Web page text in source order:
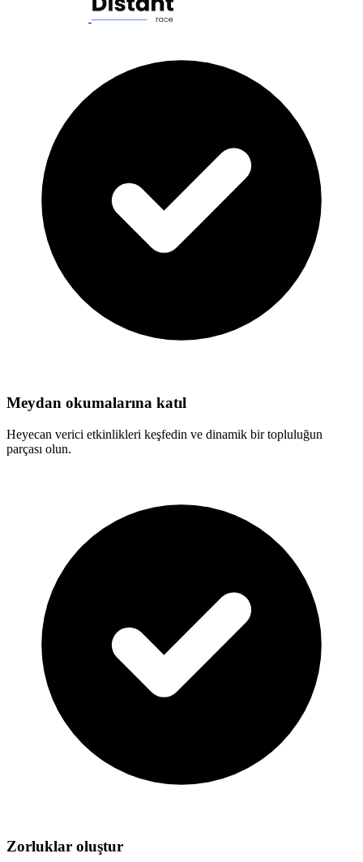
Meydan okumalarına katıl
Heyecan verici etkinlikleri keşfedin ve dinamik bir topluluğun
parçası olun.
Zorluklar oluştur